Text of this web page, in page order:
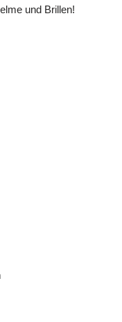
und Brillen!